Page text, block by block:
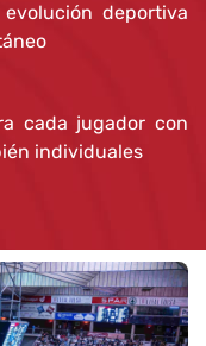
deportiva
cada jugador con
individuales